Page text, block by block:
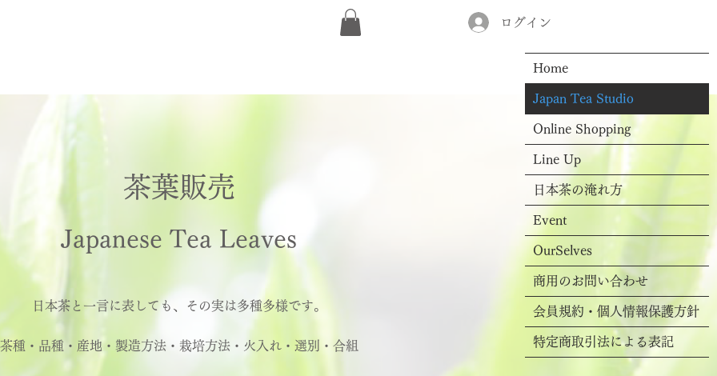
Home
Japan Tea Studio
Online Shopping
Line Up
日本茶の淹れ方
Event
OurSelves
商用のお問い合わせ
会員規約・個人情報保護方針
特定商取引法による表記
ログイン
茶葉販売
Japanese Tea Leaves
日本茶と一言に表しても、その実は多種多様です。
茶種・品種・産地・製造方法・栽培方法・火入れ・選別・合組